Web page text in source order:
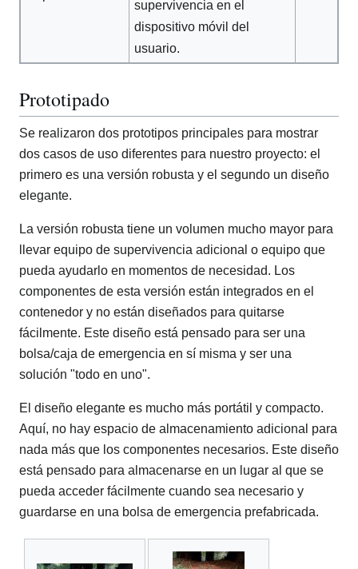
supervivencia en el
dispositivo móvil del
usuario.
Prototipado
Se realizaron dos prototipos principales para mostrar
dos casos de uso diferentes para nuestro proyecto: el
primero es una versión robusta y el segundo un diseño
elegante.
La versión robusta tiene un volumen mucho mayor para
llevar equipo de supervivencia adicional o equipo que
pueda ayudarlo en momentos de necesidad. Los
componentes de esta versión están integrados en el
contenedor y no están diseñados para quitarse
fácilmente. Este diseño está pensado para ser una
bolsa/caja de emergencia en sí misma y ser una
solución "todo en uno".
El diseño elegante es mucho más portátil y compacto.
Aquí, no hay espacio de almacenamiento adicional para
nada más que los componentes necesarios. Este diseño
está pensado para almacenarse en un lugar al que se
pueda acceder fácilmente cuando sea necesario y
guardarse en una bolsa de emergencia prefabricada.